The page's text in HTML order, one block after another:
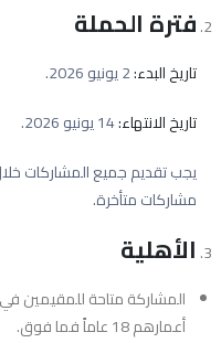
فترة الحملة
تاريخ البدء:
تاريخ الانتهاء:
يجب تقديم جميع المشاركات
مشاركات متأخرة.
الأهلية
المشاركة متاحة للمقيمين في
أعمارهم 18 عاماً فما فوق.